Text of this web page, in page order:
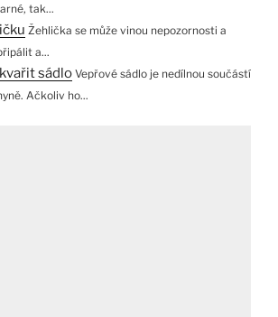
tak...
Žehlička se může vinou nepozornosti a
a...
sádlo Vepřové sádlo je nedílnou součástí
Ačkoliv ho...